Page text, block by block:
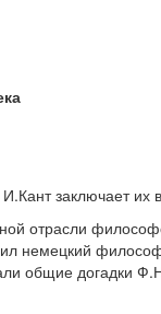
заключает их
отрасли
немецкий
общие догадки